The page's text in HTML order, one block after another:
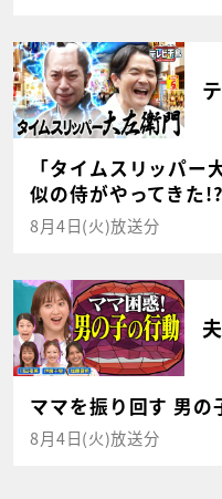
「タイムスリッパー
似の侍がやってきた!?
8月4日(火)放送分
ママを振り回す 男の
8月4日(火)放送分